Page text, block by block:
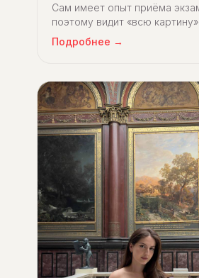
Сам имеет опыт приёма
поэтому видит «всю
что смотрят экзаменаторы.
Подробнее →